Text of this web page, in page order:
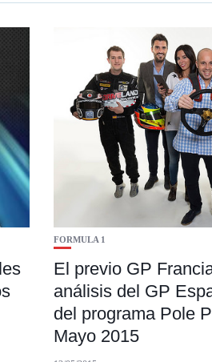
FORMULA 1
El previo GP
análisis del GP
del programa Pole
Mayo 2015